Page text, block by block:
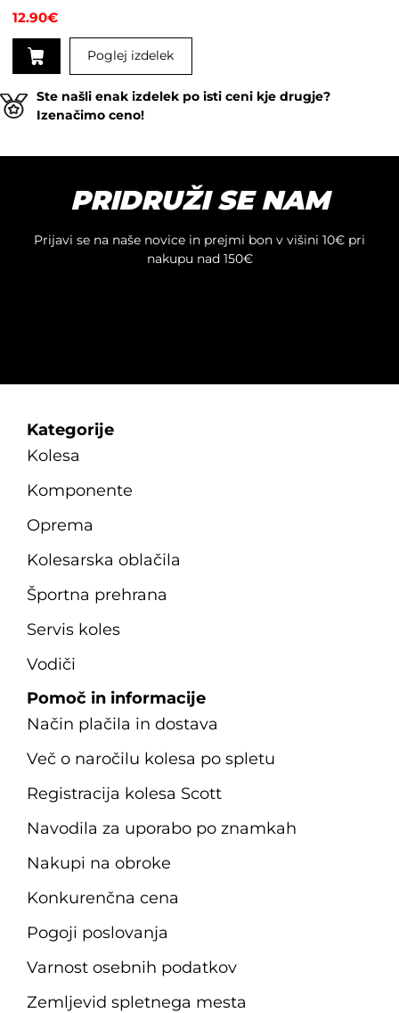
12.90€
Poglej izdelek
Ste našli enak izdelek po isti ceni kje drugje?
Izenačimo ceno!
PRIDRUŽI SE NAM
Prijavi se na naše novice in prejmi bon v višini 10€ pri
nakupu nad 150€
Kategorije
Kolesa
Komponente
Oprema
Kolesarska oblačila
Športna prehrana
Servis koles
Vodiči
Pomoč in informacije
Način plačila in dostava
Več o naročilu kolesa po spletu
Registracija kolesa Scott
Navodila za uporabo po znamkah
Nakupi na obroke
Konkurenčna cena
Pogoji poslovanja
Varnost osebnih podatkov
Zemljevid spletnega mesta